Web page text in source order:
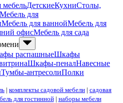
мебельДетскиеКухниСтолы,
Мебель для
Мебель для ваннойМебель для
офисМебель для сада
распашныеШкафы
Шкафы-пеналНавесные
Тумбы-антресолиПолки
| комплекты садовой мебели | садовая
для гостинной| наборы мебели